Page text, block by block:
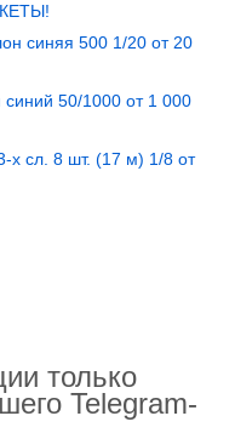
синяя 500 1/20 от 20
50/1000 от 1 000
х сл. 8 шт. (17 м) 1/8 от
только
Telegram-